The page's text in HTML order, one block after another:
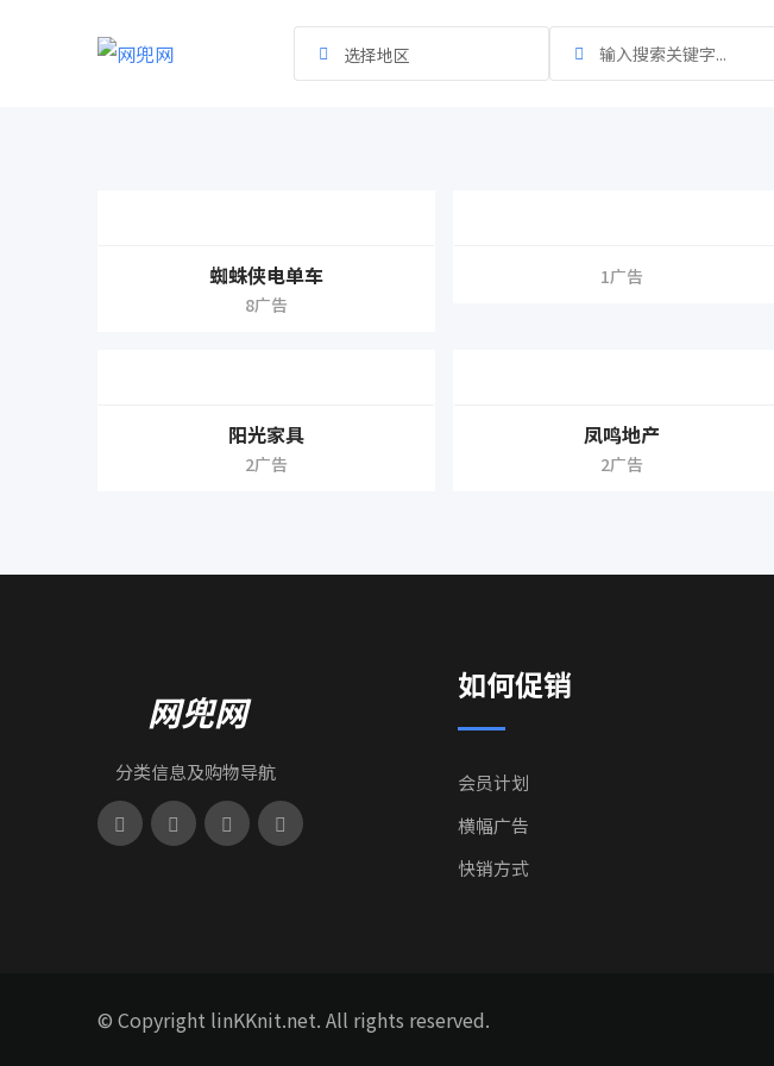
选择地区
蜘蛛侠电单车
8广告
1广告
阳光家具
2广告
凤鸣地产
2广告
网兜网
分类信息及购物导航
如何促销
会员计划
横幅广告
快销方式
© Copyright linKKnit.net. All rights reserved.